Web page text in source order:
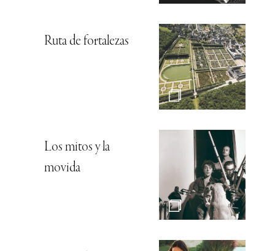
Ruta de fortalezas
Los mitos y la
movida